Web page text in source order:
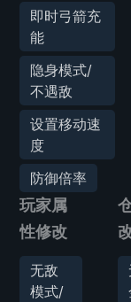
即时弓箭充
能
隐身模式/
不遇敌
设置移动速
度
防御倍率
玩家属
性修改
无敌
模式/